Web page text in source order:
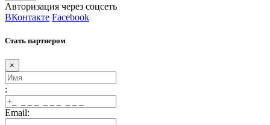
Авторизация через соцсеть
ВКонтакте Facebook
Стать партнером
×
:
Email: